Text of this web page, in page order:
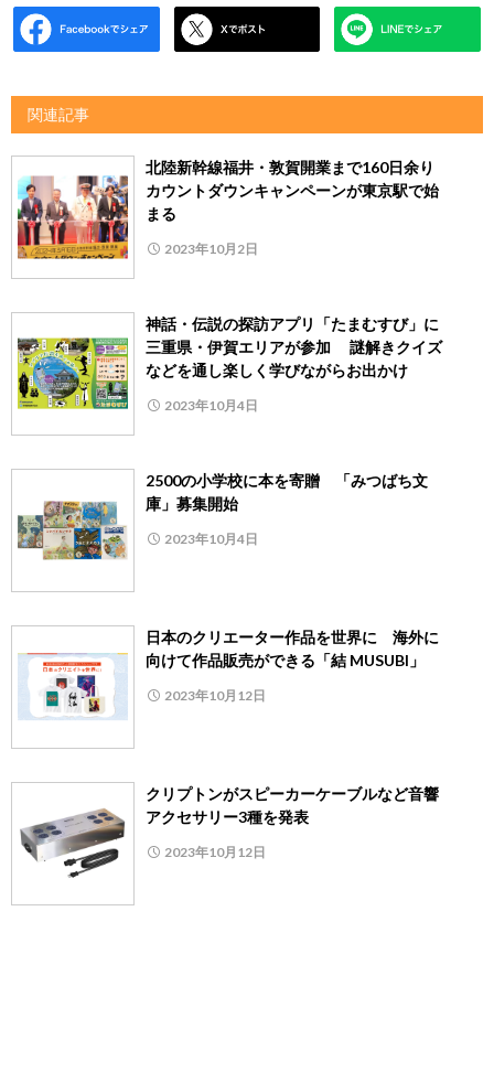
関連記事
北陸新幹線福井・敦賀開業まで160日余り
カウントダウンキャンペーンが東京駅で始
まる
2023年10月2日
神話・伝説の探訪アプリ「たまむすび」に
三重県・伊賀エリアが参加 謎解きクイズ
などを通し楽しく学びながらお出かけ
2023年10月4日
2500の小学校に本を寄贈 「みつばち文
庫」募集開始
2023年10月4日
日本のクリエーター作品を世界に 海外に
向けて作品販売ができる「結 MUSUBI」
2023年10月12日
クリプトンがスピーカーケーブルなど音響
アクセサリー3種を発表
2023年10月12日